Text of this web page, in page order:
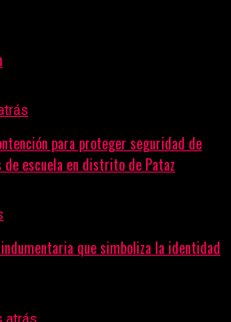
para proteger seguridad de
escuela en distrito de Pataz
que simboliza la identidad